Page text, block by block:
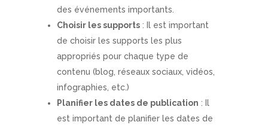
des événements importants.
Choisir les supports: Il est important
de choisir les supports les plus
appropriés pour chaque type de
contenu (blog, réseaux sociaux, vidéos,
infographies, etc.)
Planifier les dates de publication : Il
est important de planifier les dates de